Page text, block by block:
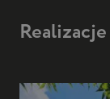
Realizacje